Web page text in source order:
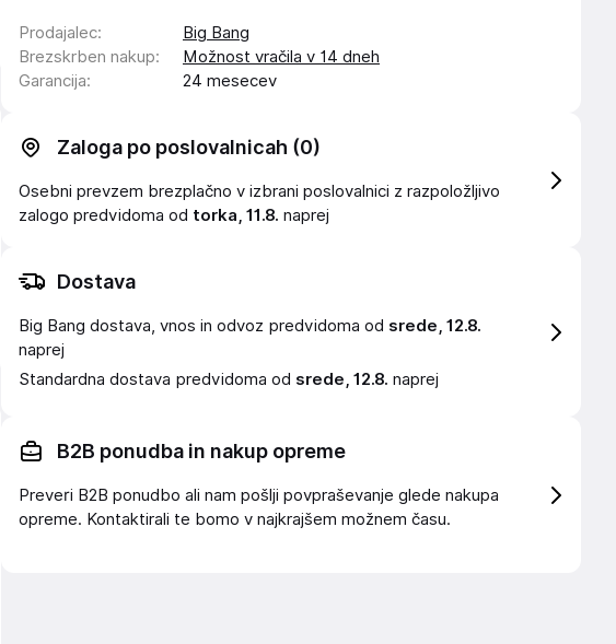
Prodajalec:
Big Bang
Brezskrben nakup:
Možnost vračila v 14 dneh
Garancija: 24 mesecev
Zaloga po poslovalnicah (0)
Osebni prevzem brezplačno v izbrani poslovalnici z razpoložljivo
zalogo predvidoma od torka, 11.8. naprej
Dostava
Big Bang dostava, vnos in odvoz predvidoma od srede, 12.8.
naprej
Standardna dostava predvidoma od srede, 12.8. naprej
B2B ponudba in nakup opreme
Preveri B2B ponudbo ali nam pošlji povpraševanje glede nakupa
opreme. Kontaktirali te bomo v najkrajšem možnem času.